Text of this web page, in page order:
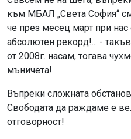
към МБАЛ „Света София“
че през месец март при нас
абсолютен рекорд!... -
от 2008г. насам, тогава
мъничета!
Въпреки сложната
Свободата да раждаме е
отговорност!